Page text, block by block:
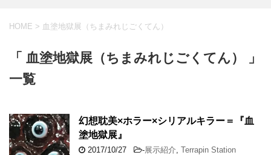
HOME > 血塗地獄展（ちまみれじごくてん）
「 血塗地獄展（ちまみれじごくてん） 」
一覧
幻想耽美×ホラー×シリアルキラー＝『血
塗地獄展』
2017/10/27 -展示紹介 Terrapin Station